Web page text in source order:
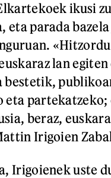
ikusi
eta parada
lan
bestetik,
eta
beraz,
Irigoien
Irigoienek uste